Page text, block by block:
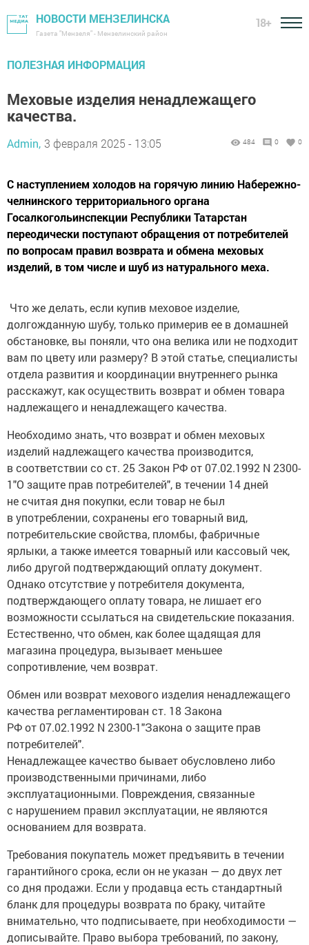
НОВОСТИ МЕНЗЕЛИНСКА
Газета "Мензеля" - Мензелинский район
18+
ПОЛЕЗНАЯ ИНФОРМАЦИЯ
Меховые изделия ненадлежащего
качества.
Admin, 3 февраля 2025 - 13:05 484 0 0
С наступлением холодов на горячую линию Набережно-
челнинского территориального органа
Госалкогольинспекции Республики Татарстан
переодически поступают обращения от потребителей
по вопросам правил возврата и обмена меховых
изделий, в том числе и шуб из натурального меха.
Что же делать, если купив меховое изделие,
долгожданную шубу, только примерив ее в домашней
обстановке, вы поняли, что она велика или не подходит
вам по цвету или размеру? В этой статье, специалисты
отдела развития и координации внутреннего рынка
расскажут, как осуществить возврат и обмен товара
надлежащего и ненадлежащего качества.
Необходимо знать, что возврат и обмен меховых
изделий надлежащего качества производится,
в соответствии со ст. 25 Закон РФ от 07.02.1992 N 2300-
1"О защите прав потребителей", в течении 14 дней
не считая дня покупки, если товар не был
в употреблении, сохранены его товарный вид,
потребительские свойства, пломбы, фабричные
ярлыки, а также имеется товарный или кассовый чек,
либо другой подтверждающий оплату документ.
Однако отсутствие у потребителя документа,
подтверждающего оплату товара, не лишает его
возможности ссылаться на свидетельские показания.
Естественно, что обмен, как более щадящая для
магазина процедура, вызывает меньшее
сопротивление, чем возврат.
Обмен или возврат мехового изделия ненадлежащего
качества регламентирован ст. 18 Закона
РФ от 07.02.1992 N 2300-1"Закона о защите прав
потребителей".
Ненадлежащее качество бывает обусловлено либо
производственными причинами, либо
эксплуатационными. Повреждения, связанные
с нарушением правил эксплуатации, не являются
основанием для возврата.
Требования покупатель может предъявить в течении
гарантийного срока, если он не указан — до двух лет
со дня продажи. Если у продавца есть стандартный
бланк для процедуры возврата по браку, читайте
внимательно, что подписываете, при необходимости —
дописывайте. Право выбора требований, по закону,